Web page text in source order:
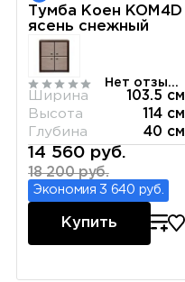
Тумба Коен KOM4D
ясень снежный
Нет отзывов
Ширина
103.5 см
Высота
114 см
Глубина
40 см
14 560 руб.
18 200 руб.
Экономия 3 640 руб.
Купить